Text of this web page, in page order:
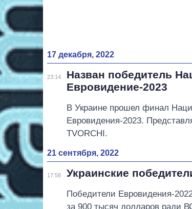
17 декабря, 2022
23:14
Назван победитель
Евровидение-2023
В Украине прошел финал
Евровидения-2023.
TVORCHI.
21 сентября, 2022
17:58 Украинские
Победители Евровидения-
за 900 тысяч долларов ради